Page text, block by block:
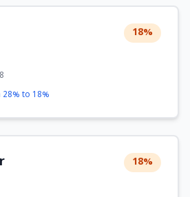
18%
28% to 18%
18%